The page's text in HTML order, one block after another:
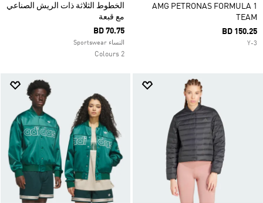
AMG PETRONAS FORMULA 1
TEAM
BD 150.25
Y-3
الخطوط الثلاثة ذات الريش الصناعي
مع قبعة
BD 70.75
النساء Sportswear
2 Colours